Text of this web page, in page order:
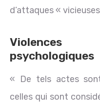
d’attaques «
Violences
psychologiques
« De tels actes
celles qui sont